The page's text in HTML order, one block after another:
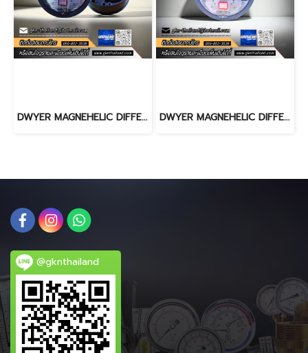
DWYER MAGNEHELIC DIFFERENTIAL PRESSURE GAUGE 2000-1000PA DWYER MAGNEHELIC DIFFERENTIAL PRESSURE GAUGE 2300-200PA
@gknthailand